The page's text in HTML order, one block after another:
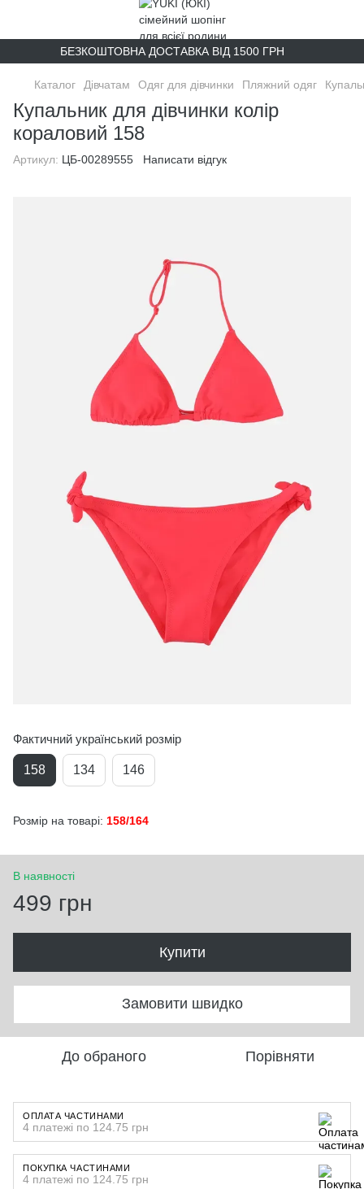
БЕЗКОШТОВНА ДОСТАВКА ВІД 1500 ГРН
Каталог Дівчатам Одяг для дівчинки Пляжний одяг
Купальник для дівчинки колір
кораловий 158
Артикул: ЦБ-00289555 Написати відгук
Фактичний український розмір
158 134 146
Розмір на товарі: 158/164
В наявності
499 грн
Купити
Замовити швидко
До обраного Порівняти
ОПЛАТА ЧАСТИНАМИ
4 платежі по 124.75 грн
ПОКУПКА ЧАСТИНАМИ
4 платежі по 124.75 грн